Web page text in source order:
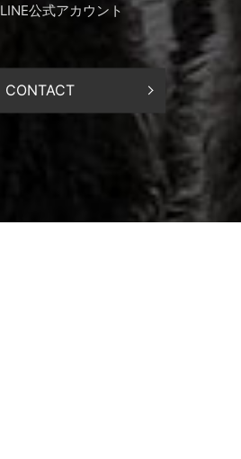
LINE公式アカウント
CONTACT